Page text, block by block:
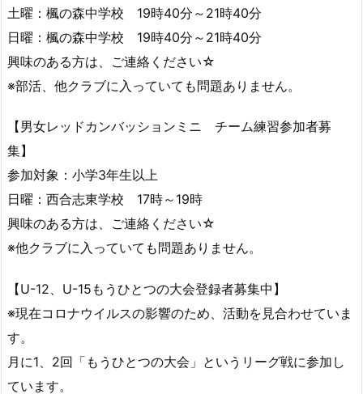
土曜：楓の森中学校 19時40分～21時40分
日曜：楓の森中学校 19時40分～21時40分
興味のある方は、ご連絡ください☆
※部活、他クラブに入っていても問題ありません。
【男女レッドカンバッションミニ チーム練習参加者募
集】
参加対象：小学3年生以上
日曜：西合志東学校 17時～19時
興味のある方は、ご連絡ください☆
※他クラブに入っていても問題ありません。
【U-12、U-15もうひとつの大会登録者募集中】
※現在コロナウイルスの影響のため、活動を見合わせていま
す。
月に1、2回「もうひとつの大会」というリーグ戦に参加し
ています。